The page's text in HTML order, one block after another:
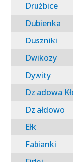
Drużbice
Dubienka
Duszniki
Dwikozy
Dywity
Dziadowa
Działdowo
Ełk
Fabianki